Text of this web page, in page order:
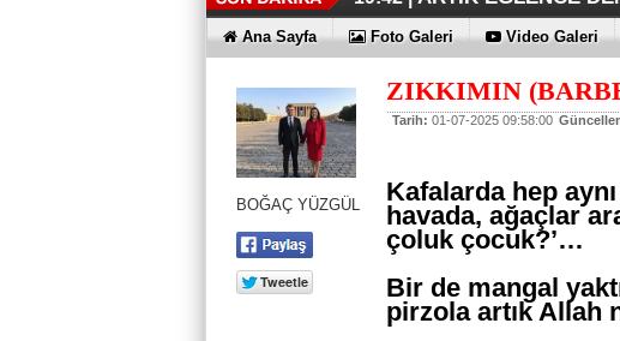
19:38 |İŞTE OYAK
19:36 |HER YÖNÜYLE
19:30 |ÜÇÜNCÜ KEZ
19:27 |HOMEPORT
SAĞLIYOR
07:09 |İŞTE O 500
Ana Sayfa Foto Galeri Video Galeri
BOĞAÇ YÜZGÜL
ZIKKIMIN
Tarih: 01-07-2025 09:58:00
Kafalarda hep
havada, ağaçlar
çoluk çocuk?’…
Bir de mangal
pirzola artık Allah